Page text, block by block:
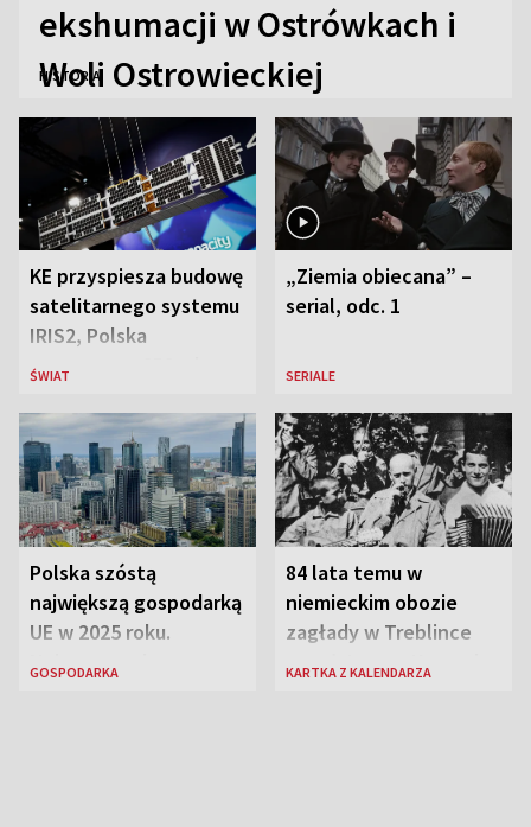
ekshumacji w Ostrówkach i
Woli Ostrowieckiej
HISTORIA
KE przyspiesza budowę
satelitarnego systemu
IRIS2, Polska
przeznaczy 656 mln
ŚWIAT
„Ziemia obiecana” –
serial, odc. 1
SERIALE
Polska szóstą
największą gospodarką
UE w 2025 roku.
GOSPODARKA
84 lata temu w
niemieckim obozie
zagłady w Treblince
KARTKA Z KALENDARZA